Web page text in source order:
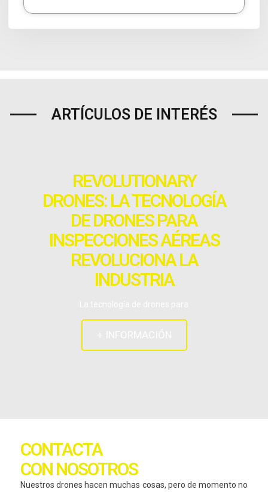
ARTÍCULOS DE INTERÉS
REVOLUTIONARY
DRONES: LA TECNOLOGÍA
DE DRONES PARA
INSPECCIONES AÉREAS
REVOLUCIONA LA
INDUSTRIA
CONTACTA
CON NOSOTROS
Nuestros drones hacen muchas cosas, pero de momento no